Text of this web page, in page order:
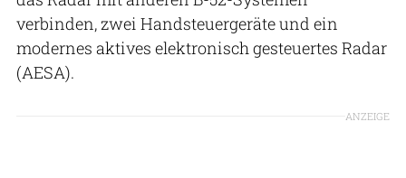
verbinden, zwei Handsteuergeräte und ein
modernes aktives elektronisch gesteuertes Radar
(AESA).
ANZEIGE